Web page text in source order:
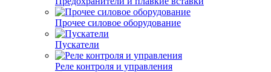
Прочее силовое оборудование
Пускатели
Реле контроля и управления